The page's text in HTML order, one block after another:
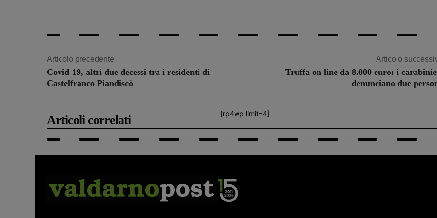
Articolo precedente
Covid-19, altri due decessi tra i residenti di
Castelfranco Piandiscò
Articolo
Truffa on line da 8.000 euro: i
denunciano due
[rp4wp limit=4]
Articoli correlati